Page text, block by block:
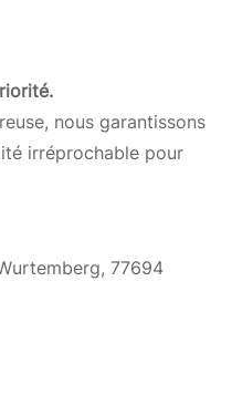
nous garantissons
irréprochable pour
77694